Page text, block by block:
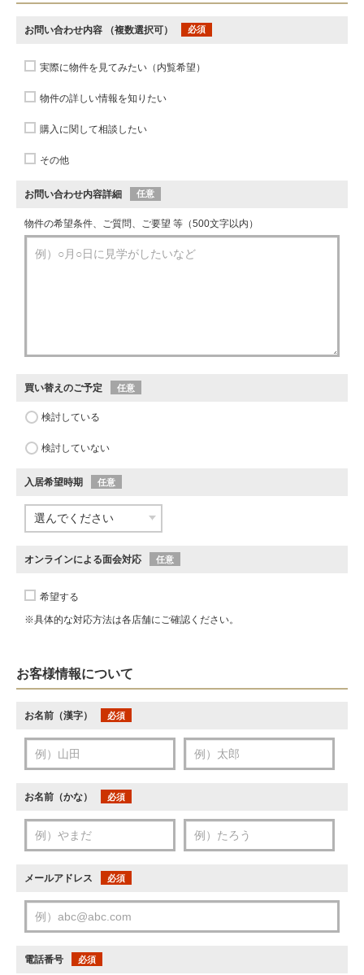
お問い合わせ内容 （複数選択可） 必須
実際に物件を見てみたい（内覧希望）
物件の詳しい情報を知りたい
購入に関して相談したい
その他
お問い合わせ内容詳細 任意
物件の希望条件、ご質問、ご要望 等（500文字以内）
買い替えのご予定 任意
検討している
検討していない
入居希望時期 任意
オンラインによる面会対応 任意
希望する
※具体的な対応方法は各店舗にご確認ください。
お客様情報について
お名前（漢字） 必須
お名前（かな） 必須
メールアドレス 必須
電話番号 必須